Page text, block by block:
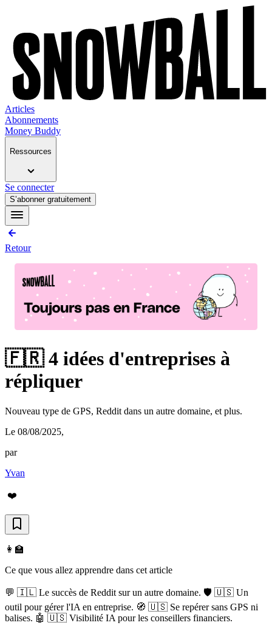
Articles
Abonnements
Money Buddy
Ressources
Se connecter
S’abonner gratuitement
Retour
🇫🇷 4 idées d'entreprises à
répliquer
Nouveau type de GPS, Reddit dans un autre domaine, et plus.
Le 08/08/2025,
par
Yvan
❤️
👩‍🏫
Ce que vous allez apprendre dans cet article
💬 🇮🇱 Le succès de Reddit sur un autre domaine. 🛡️ 🇺🇸 Un
outil pour gérer l'IA en entreprise. 🧭 🇺🇸 Se repérer sans GPS ni
balises. 🤖 🇺🇸 Visibilité IA pour les conseillers financiers.